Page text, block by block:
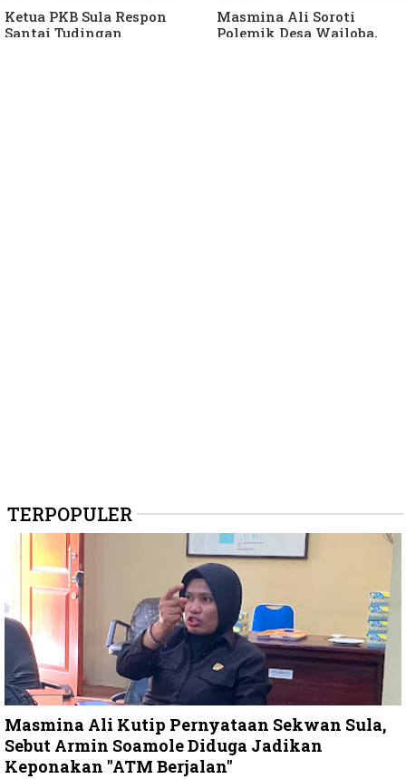
Ketua PKB Sula Respon
Santai Tudingan
Masmina Ali Soroti
Polemik Desa Wailoba,
TERPOPULER
Masmina Ali Kutip Pernyataan Sekwan Sula,
Sebut Armin Soamole Diduga Jadikan
Keponakan "ATM Berjalan"